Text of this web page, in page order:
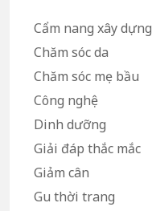
Cẩm nang xây dựng
Chăm sóc da
Chăm sóc mẹ bầu
Công nghệ
Dinh dưỡng
Giải đáp thắc mắc
Giảm cân
Gu thời trang